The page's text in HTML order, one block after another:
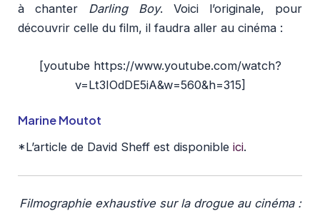
à chanter Darling Boy. Voici l’originale, pour
découvrir celle du film, il faudra aller au cinéma :
[youtube https://www.youtube.com/watch?
v=Lt3IOdDE5iA&w=560&h=315]
Marine Moutot
*L’article de David Sheff est disponibleici.
Filmographie exhaustive sur la drogue au cinéma :